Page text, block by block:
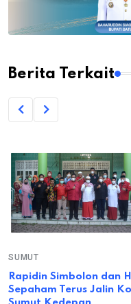
Berita Terkait
SUMUT
Rapidin Simbolon dan
Sepaham Terus Jalin